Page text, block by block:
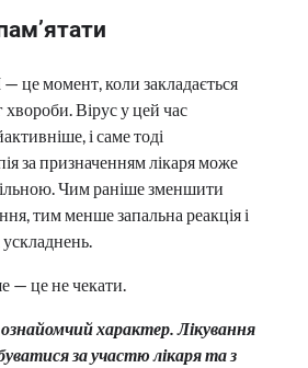
це момент, коли закладається
Вірус у цей час
і саме тоді
за призначенням лікаря може
Чим раніше зменшити
тим менше запальна реакція і
— це не чекати.
характер. Лікування
за участю лікаря та з